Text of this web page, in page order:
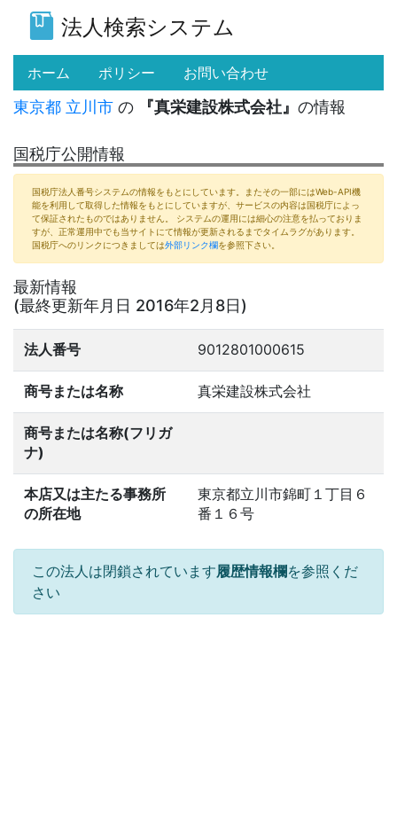
法人検索システム
ホーム (current)
ポリシー お問い合わせ
東京都 立川市 の 『真栄建設株式会社』 の情報
国税庁公開情報
国税庁法人番号システムの情報をもとにしています。またその一部にはWeb-API機
能を利用して取得した情報をもとにしていますが、サービスの内容は国税庁によっ
て保証されたものではありません。 システムの運用には細心の注意を払っておりま
すが、正常運用中でも当サイトにて情報が更新されるまでタイムラグがあります。
国税庁へのリンクにつきましては外部リンク欄を参照下さい。
最新情報
(最終更新年月日 2016年2月8日)
法人番号 9012801000615
商号または名称 真栄建設株式会社
商号または名称(フリガ
ナ)
本店又は主たる事務所
の所在地
東京都立川市錦町１丁目６
番１６号
この法人は閉鎖されています履歴情報欄を参照くだ
さい